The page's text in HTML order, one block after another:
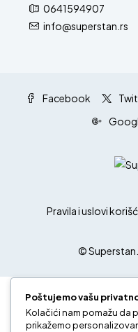
0641594907
info@superstan.rs
Facebook
Pravila i uslovi
©
Poštujemo vašu
Kolačići nam pomažu da
prikažemo